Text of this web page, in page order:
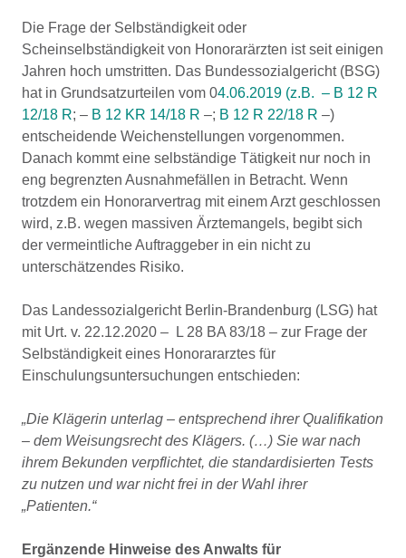
Die Frage der Selbständigkeit oder
Scheinselbständigkeit von Honorarärzten ist seit einigen
Jahren hoch umstritten. Das Bundessozialgericht (BSG)
hat in Grundsatzurteilen vom 04.06.2019 (z.B. – B 12 R
12/18 R; – B 12 KR 14/18 R –; B 12 R 22/18 R –)
entscheidende Weichenstellungen vorgenommen.
Danach kommt eine selbständige Tätigkeit nur noch in
eng begrenzten Ausnahmefällen in Betracht. Wenn
trotzdem ein Honorarvertrag mit einem Arzt geschlossen
wird, z.B. wegen massiven Ärztemangels, begibt sich
der vermeintliche Auftraggeber in ein nicht zu
unterschätzendes Risiko.
Das Landessozialgericht Berlin-Brandenburg (LSG) hat
mit Urt. v. 22.12.2020 – L 28 BA 83/18 – zur Frage der
Selbständigkeit eines Honorararztes für
Einschulungsuntersuchungen entschieden:
„Die Klägerin unterlag – entsprechend ihrer Qualifikation
– dem Weisungsrecht des Klägers. (…) Sie war nach
ihrem Bekunden verpflichtet, die standardisierten Tests
zu nutzen und war nicht frei in der Wahl ihrer
„Patienten.“
Ergänzende Hinweise des Anwalts für